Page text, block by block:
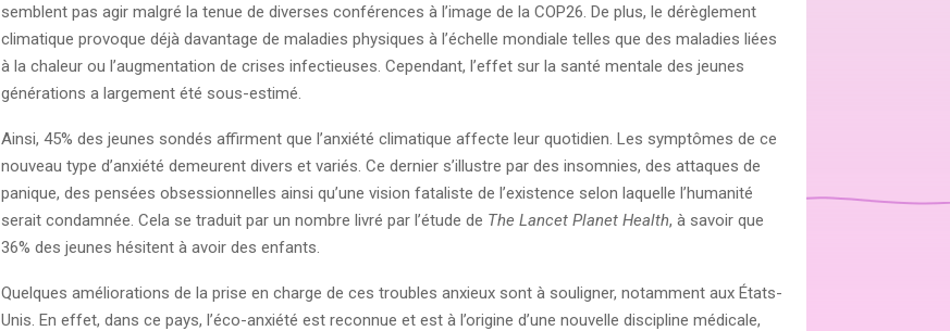
semblent pas agir malgré la tenue de diverses conférences à l’image de la COP26. De plus, le dérèglement
climatique provoque déjà davantage de maladies physiques à l’échelle mondiale telles que des maladies liées
à la chaleur ou l’augmentation de crises infectieuses. Cependant, l’effet sur la santé mentale des jeunes
générations a largement été sous-estimé.
Ainsi, 45% des jeunes sondés affirment que l’anxiété climatique affecte leur quotidien. Les symptômes de ce
nouveau type d’anxiété demeurent divers et variés. Ce dernier s’illustre par des insomnies, des attaques de
panique, des pensées obsessionnelles ainsi qu’une vision fataliste de l’existence selon laquelle l’humanité
serait condamnée. Cela se traduit par un nombre livré par l’étude de The Lancet Planet Health, à savoir que
36% des jeunes hésitent à avoir des enfants.
Quelques améliorations de la prise en charge de ces troubles anxieux sont à souligner, notamment aux États-
Unis. En effet, dans ce pays, l’éco-anxiété est reconnue et est à l’origine d’une nouvelle discipline médicale,